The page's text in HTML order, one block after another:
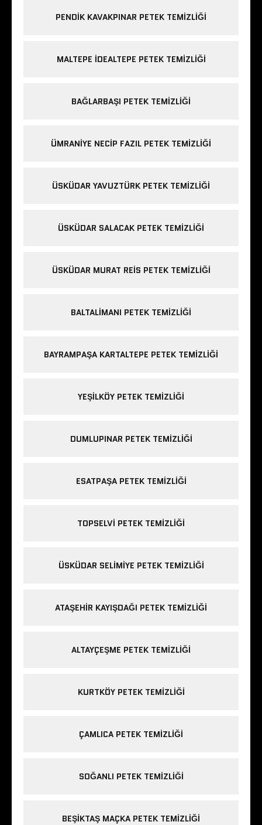
PENDIK KAVAKPINAR PETEK TEMIZLIĞI
MALTEPE IDEALTEPE PETEK TEMIZLIĞI
BAĞLARBAŞI PETEK TEMIZLIĞI
ÜMRANIYE NECIP FAZIL PETEK TEMIZLIĞI
ÜSKÜDAR YAVUZTÜRK PETEK TEMIZLIĞI
ÜSKÜDAR SALACAK PETEK TEMIZLIĞI
ÜSKÜDAR MURAT REIS PETEK TEMIZLIĞI
BALTALIMANI PETEK TEMIZLIĞI
BAYRAMPAŞA KARTALTEPE PETEK TEMIZLIĞI
YEŞILKÖY PETEK TEMIZLIĞI
DUMLUPINAR PETEK TEMIZLIĞI
ESATPAŞA PETEK TEMIZLIĞI
TOPSELVI PETEK TEMIZLIĞI
ÜSKÜDAR SELIMIYE PETEK TEMIZLIĞI
ATAŞEHIR KAYIŞDAĞI PETEK TEMIZLIĞI
ALTAYÇEŞME PETEK TEMIZLIĞI
KURTKÖY PETEK TEMIZLIĞI
ÇAMLICA PETEK TEMIZLIĞI
SOĞANLI PETEK TEMIZLIĞI
BEŞIKTAŞ MAÇKA PETEK TEMIZLIĞI